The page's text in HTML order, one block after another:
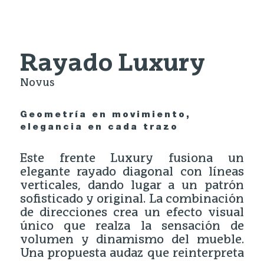
Rayado Luxury
Novus
Geometría en movimiento,
elegancia en cada trazo
Este frente Luxury fusiona un
elegante rayado diagonal con líneas
verticales, dando lugar a un patrón
sofisticado y original. La combinación
de direcciones crea un efecto visual
único que realza la sensación de
volumen y dinamismo del mueble.
Una propuesta audaz que reinterpreta